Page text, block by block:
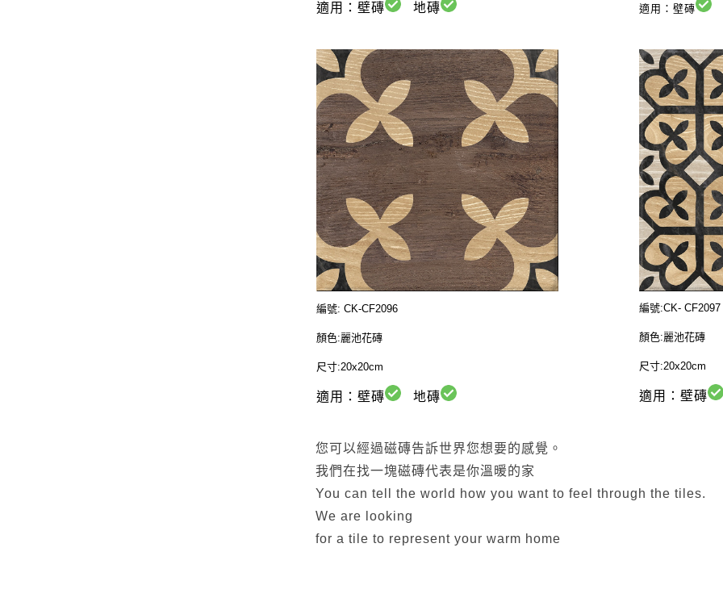
適用：壁磚 地磚 適用：壁磚
編號: CK-CF2096
顏色:麗池花磚
尺寸:20x20cm
適用：壁磚 地磚
編號:CK- CF2097
顏色:麗池花磚
尺寸:20x20cm
適用：壁磚
您可以經過磁磚告訴世界您想要的感覺。
我們在找一塊磁磚代表是你溫暖的家
You can tell the world how you want to feel through the tiles.
We are looking
for a tile to represent your warm home